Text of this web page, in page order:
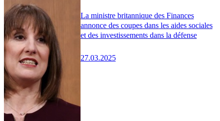
La ministre britannique des Finances
annonce des coupes dans les aides sociales
et des investissements dans la défense
27.03.2025